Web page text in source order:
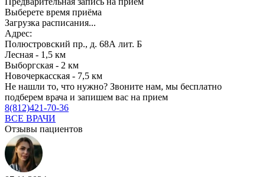
Выберете время приёма
Загрузка расписания...
Адрес:
Полюстровский пр., д. 68А лит. Б
Лесная - 1,5 км
Выборгская - 2 км
Новочеркасская - 7,5 км
Не нашли то, что нужно? Звоните нам, мы бесплатно
подберем врача и запишем вас на прием
8(812)421-70-36
ВСЕ ВРАЧИ
Отзывы пациентов